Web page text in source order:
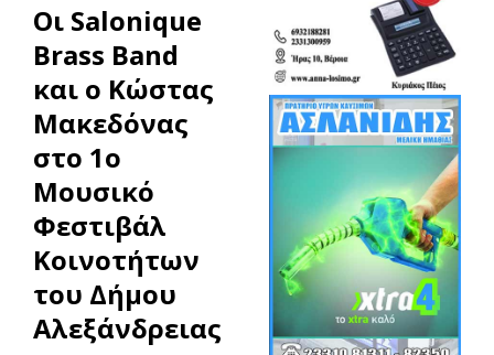
Οι Salonique
Brass Band
και ο Κώστας
Μακεδόνας
στο 1ο
Μουσικό
Φεστιβάλ
Κοινοτήτων
του Δήμου
Αλεξάνδρειας